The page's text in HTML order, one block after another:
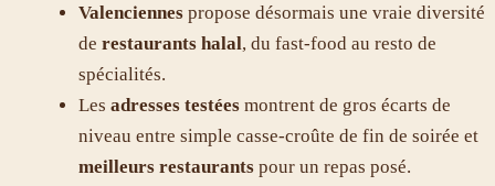
Valenciennes propose désormais une vraie diversité
de restaurants halal, du fast-food au resto de
spécialités.
Les adresses testées montrent de gros écarts de
niveau entre simple casse-croûte de fin de soirée et
meilleurs restaurants pour un repas posé.